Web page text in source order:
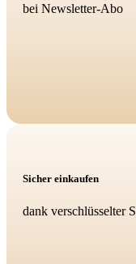
bei Newsletter-Abo
Sicher einkaufen
dank verschlüsselter